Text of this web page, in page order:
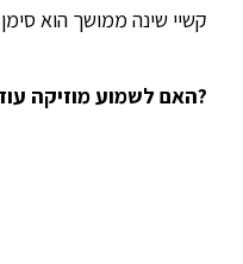
קשיי שינה ממושך הוא
?האם לשמוע מוזיקה